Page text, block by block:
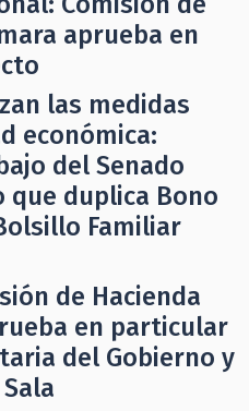
aprueba en
las medidas
económica:
del Senado
que duplica Bono
Familiar
de Hacienda
en particular
del Gobierno y